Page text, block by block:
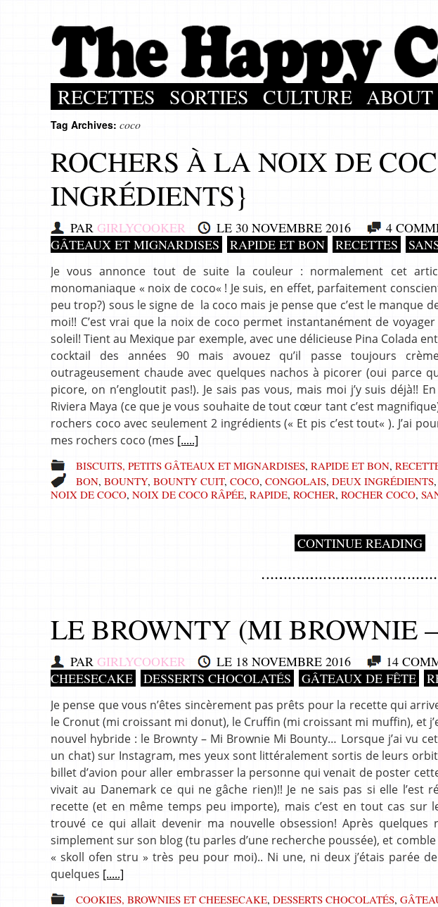
RECETTES SORTIES CULTURE ABOUT
Tag Archives: coco
ROCHERS À LA NOIX DE
INGRÉDIENTS}
PAR GIRLYCOOKER LE 30 NOVEMBRE 2016 4
GÂTEAUX ET MIGNARDISES
RAPIDE ET BON RECETTES
Je vous annonce tout de suite la couleur : normalement cet
monomaniaque « noix de coco« ! Je suis, en effet, parfaitement
peu trop?) sous le signe de la coco mais je pense que c’est le manque
moi!! C’est vrai que la noix de coco permet instantanément de
soleil! Tient au Mexique par exemple, avec une délicieuse Pina Colada
cocktail des années 90 mais avouez qu’il passe toujours
outrageusement chaude avec quelques nachos à picorer (oui parce
picore, on n’engloutit pas!). Je sais pas vous, mais moi j’y suis déjà!!
Riviera Maya (ce que je vous souhaite de tout cœur tant c’est
rochers coco avec seulement 2 ingrédients (« Et pis c’est tout« ). J’ai
mes rochers coco (mes [.....]
BISCUITS, PETITS GÂTEAUX ET MIGNARDISES, RAPIDE ET BON,
BON, BOUNTY, BOUNTY CUIT, COCO, CONGOLAIS, DEUX INGRÉDIENTS,
NOIX DE COCO, NOIX DE COCO RÂPÉE, RAPIDE, ROCHER, ROCHER COCO,
CONTINUE READING
LE BROWNTY (MI BROWNIE
PAR GIRLYCOOKER LE 18 NOVEMBRE 2016 14
CHEESECAKE
DESSERTS CHOCOLATÉS GÂTEAUX DE FÊTE
Je pense que vous n’êtes sincèrement pas prêts pour la recette qui
le Cronut (mi croissant mi donut), le Cruffin (mi croissant mi muffin), et
nouvel hybride : le Brownty – Mi Brownie Mi Bounty… Lorsque j’ai vu
un chat) sur Instagram, mes yeux sont littéralement sortis de leurs
billet d’avion pour aller embrasser la personne qui venait de poster
vivait au Danemark ce qui ne gâche rien)!! Je ne sais pas si elle l’est
recette (et en même temps peu importe), mais c’est en tout cas sur
trouvé ce qui allait devenir ma nouvelle obsession! Après quelques
simplement sur son blog (tu parles d’une recherche poussée), et
« skoll ofen stru » très peu pour moi).. Ni une, ni deux j’étais parée
quelques [.....]
COOKIES, BROWNIES ET CHEESECAKE, DESSERTS CHOCOLATÉS,